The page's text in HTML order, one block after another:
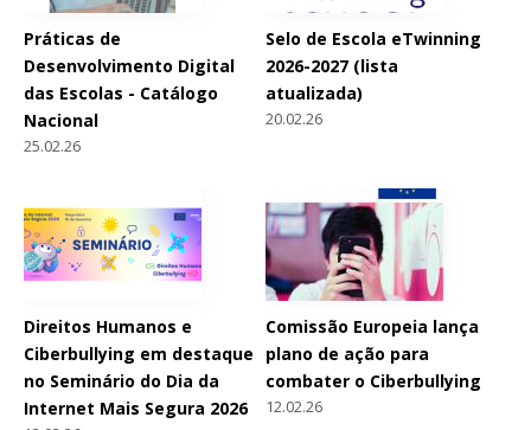
Práticas de
Desenvolvimento Digital
das Escolas - Catálogo
Nacional
25.02.26
Selo de Escola eTwinning
2026-2027 (lista
atualizada)
20.02.26
Direitos Humanos e
Ciberbullying em destaque
no Seminário do Dia da
Internet Mais Segura 2026
Comissão Europeia lança
plano de ação para
combater o Ciberbullying
12.02.26